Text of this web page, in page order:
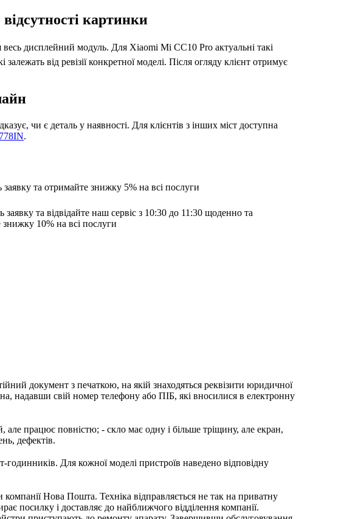
картинки
весь дисплейний модуль. Для Xiaomi Mi CC10 Pro актуальні такі
від ревізії конкретної моделі. Після огляду клієнт отримує
чи є деталь у наявності. Для клієнтів з інших міст доступна
.
заявку та отримайте знижку 5% на всі послуги
заявку та відвідайте наш сервіс з 10:30 до 11:30 щоденно та
10% на всі послуги
документ з печаткою, на якій знаходяться реквізити юридичної
надавши свій номер телефону або ПІБ, які вносилися в електронну
працює повністю; - скло має одну і більше тріщину, але екран,
дефектів.
Для кожної моделі пристроїв наведено відповідну
компанії Нова Пошта. Техніка відправляється не так на приватну
посилку і доставляє до найближчого відділення компанії.